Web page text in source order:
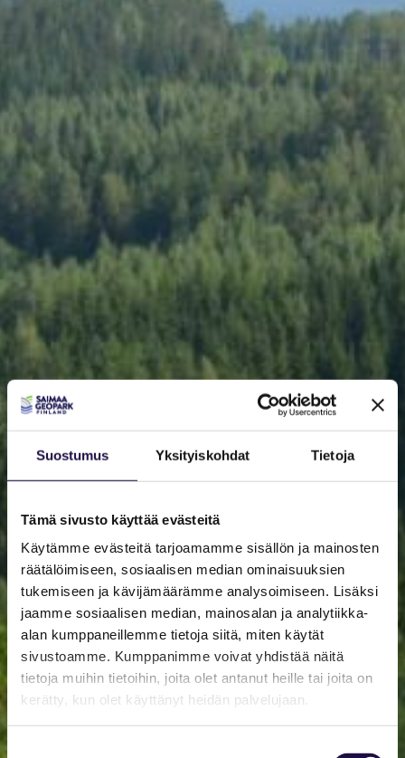
Suostumus Yksityiskohdat Tietoja
Tämä sivusto käyttää evästeitä
Käytämme evästeitä tarjoamamme sisällön ja mainosten
räätälöimiseen, sosiaalisen median ominaisuuksien
tukemiseen ja kävijämäärämme analysoimiseen. Lisäksi
jaamme sosiaalisen median, mainosalan ja analytiikka-
alan kumppaneillemme tietoja siitä, miten käytät
sivustoamme. Kumppanimme voivat yhdistää näitä
tietoja muihin tietoihin, joita olet antanut heille tai joita on
kerätty, kun olet käyttänyt heidän palvelujaan.
Suostumuksen